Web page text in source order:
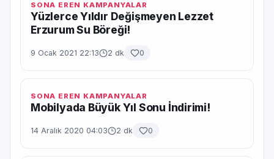
SONA EREN KAMPANYALAR
Yüzlerce Yıldır Değişmeyen Lezzet
Erzurum Su Böreği!
9 Ocak 2021 22:13 2 dk 0
SONA EREN KAMPANYALAR
Mobilyada Büyük Yıl Sonu İndirimi!
14 Aralık 2020 04:03 2 dk 0